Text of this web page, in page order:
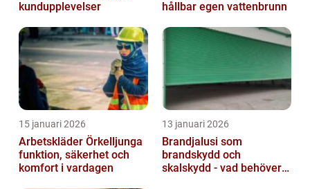
kundupplevelser
hållbar egen vattenbrunn
15 januari 2026
Arbetskläder Örkelljunga
funktion, säkerhet och
komfort i vardagen
13 januari 2026
Brandjalusi som
brandskydd och
skalskydd - vad behöver